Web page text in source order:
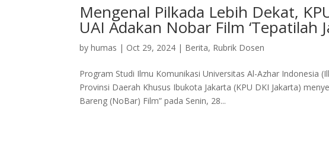
Mengenal Pilkada Lebih Dekat,
UAI Adakan Nobar Film ‘Tepatilah
byhumas | Oct 29, 2024 | Berita, Rubrik Dosen
Program Studi Ilmu Komunikasi Universitas Al-Azhar Indonesia
Provinsi Daerah Khusus Ibukota Jakarta (KPU DKI Jakarta)
Bareng (NoBar) Film” pada Senin, 28...